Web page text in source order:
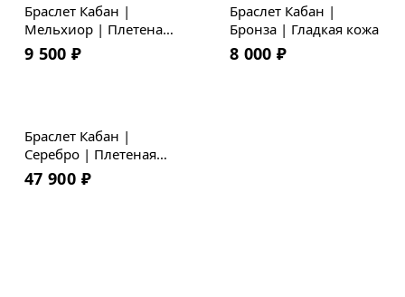
Браслет Кабан |
Мельхиор | Плетеная
кожа
9 500 ₽
Браслет Кабан |
Бронза | Гладкая кожа
8 000 ₽
Браслет Кабан |
Серебро | Плетеная
кожа
47 900 ₽